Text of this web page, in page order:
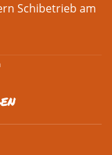
Schibetrieb am